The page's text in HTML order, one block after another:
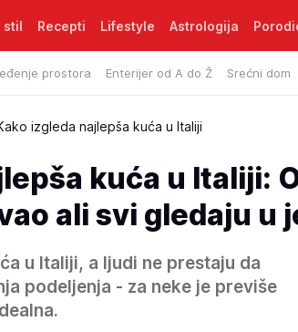
stil Recepti Lifestyle Astrologija
prostora Enterijer od A do Ž Srećni dom
izgleda najlepša kuća u Italiji
kuća u Italiji:
ali svi gledaju u
u Italiji, a ljudi ne prestaju da
podeljenja - za neke je previše